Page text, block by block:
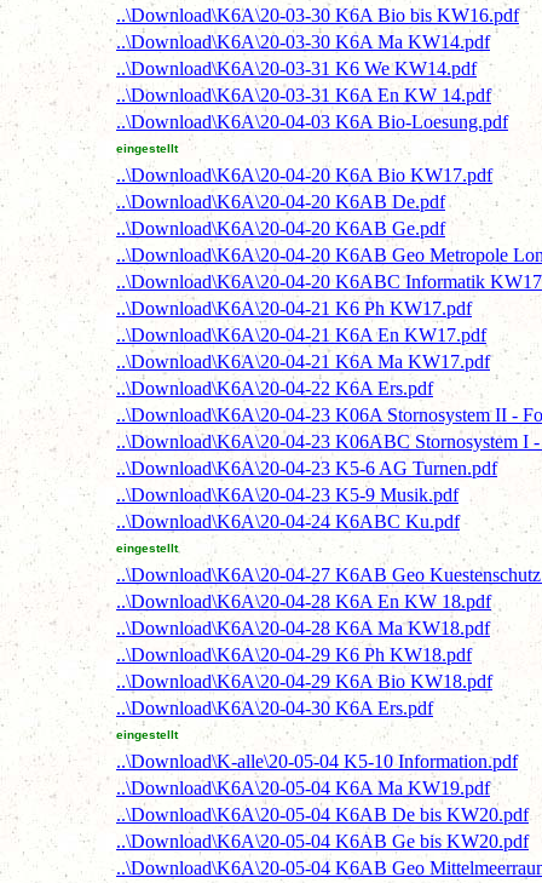
..\Download\K6A\20-03-30 K6A Bio bis KW16.pdf
..\Download\K6A\20-03-30 K6A Ma KW14.pdf
..\Download\K6A\20-03-31 K6 We KW14.pdf
..\Download\K6A\20-03-31 K6A En KW 14.pdf
..\Download\K6A\20-04-03 K6A Bio-Loesung.pdf
eingestellt
..\Download\K6A\20-04-20 K6A Bio KW17.pdf
..\Download\K6A\20-04-20 K6AB De.pdf
..\Download\K6A\20-04-20 K6AB Ge.pdf
..\Download\K6A\20-04-20 K6AB Geo Metropole
..\Download\K6A\20-04-20 K6ABC Informatik
..\Download\K6A\20-04-21 K6 Ph KW17.pdf
..\Download\K6A\20-04-21 K6A En KW17.pdf
..\Download\K6A\20-04-21 K6A Ma KW17.pdf
..\Download\K6A\20-04-22 K6A Ers.pdf
..\Download\K6A\20-04-23 K06A Stornosystem II -
..\Download\K6A\20-04-23 K06ABC Stornosystem I
..\Download\K6A\20-04-23 K5-6 AG Turnen.pdf
..\Download\K6A\20-04-23 K5-9 Musik.pdf
..\Download\K6A\20-04-24 K6ABC Ku.pdf
eingestellt
..\Download\K6A\20-04-27 K6AB Geo
..\Download\K6A\20-04-28 K6A En KW 18.pdf
..\Download\K6A\20-04-28 K6A Ma KW18.pdf
..\Download\K6A\20-04-29 K6 Ph KW18.pdf
..\Download\K6A\20-04-29 K6A Bio KW18.pdf
..\Download\K6A\20-04-30 K6A Ers.pdf
eingestellt
..\Download\K-alle\20-05-04 K5-10 Information.pdf
..\Download\K6A\20-05-04 K6A Ma KW19.pdf
..\Download\K6A\20-05-04 K6AB De bis KW20.pdf
..\Download\K6A\20-05-04 K6AB Ge bis KW20.pdf
..\Download\K6A\20-05-04 K6AB Geo